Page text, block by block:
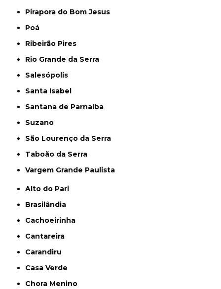
Pirapora do Bom Jesus
Poá
Ribeirão Pires
Rio Grande da Serra
Salesópolis
Santa Isabel
Santana de Parnaíba
Suzano
São Lourenço da Serra
Taboão da Serra
Vargem Grande Paulista
Alto do Pari
Brasilândia
Cachoeirinha
Cantareira
Carandiru
Casa Verde
Chora Menino